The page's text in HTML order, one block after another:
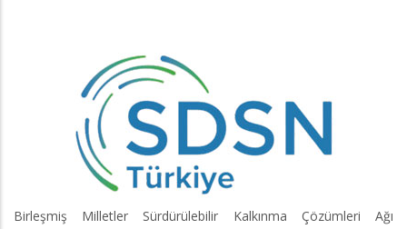
Birleşmiş Milletler Sürdürülebilir Kalkınma Çözümleri Ağı